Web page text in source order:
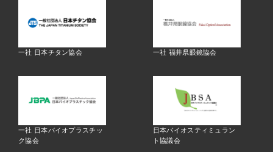
一社 日本チタン協会 一社 福井県眼鏡協会
一社 日本バイオプラスチッ
ク協会
日本バイオスティミュラン
ト協議会